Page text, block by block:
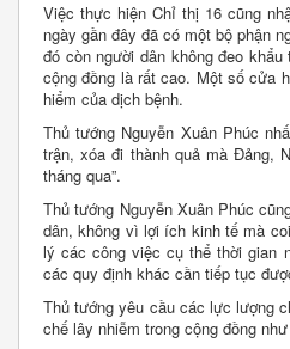
Việc thực hiện Chỉ thị 16 cũng
ngày gần đây đã có một bộ phận
đó còn người dân không đeo
cộng đồng là rất cao. Một số cửa
hiểm của dịch bệnh.
Thủ tướng Nguyễn Xuân Phúc
trận, xóa đi thành quả mà Đảng,
tháng qua”.
Thủ tướng Nguyễn Xuân Phúc
dân, không vì lợi ích kinh tế mà
lý các công việc cụ thể thời gian
các quy định khác cần tiếp tục
Thủ tướng yêu cầu các lực lượng
chế lây nhiễm trong cộng đồng